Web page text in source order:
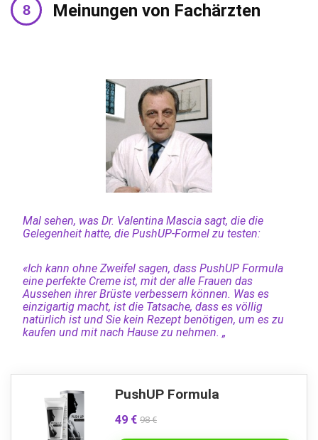
Meinungen von Fachärzten
Mal sehen, was Dr. Valentina Mascia sagt, die die
Gelegenheit hatte, die PushUP-Formel zu testen:
«Ich kann ohne Zweifel sagen, dass PushUP Formula
eine perfekte Creme ist, mit der alle Frauen das
Aussehen ihrer Brüste verbessern können. Was es
einzigartig macht, ist die Tatsache, dass es völlig
natürlich ist und Sie kein Rezept benötigen, um es zu
kaufen und mit nach Hause zu nehmen. „
PushUP Formula
49 € 98 €